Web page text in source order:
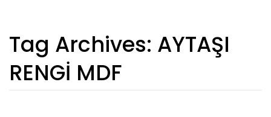
Tag Archives: AYTAŞI
RENGI MDF